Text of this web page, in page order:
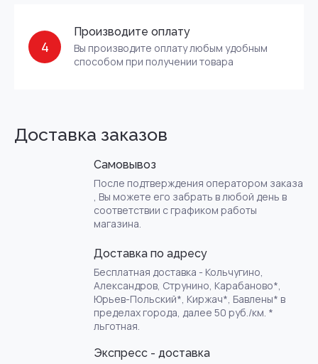
4
Производите оплату
Вы производите оплату любым удобным
способом при получении товара
Доставка заказов
Самовывоз
После подтверждения оператором заказа
, Вы можете его забрать в любой день в
соответствии с графиком работы
магазина.
Доставка по адресу
Бесплатная доставка - Кольчугино,
Александров, Струнино, Карабаново*,
Юрьев-Польский*, Киржач*, Бавлены* в
пределах города, далее 50 руб./км. *
льготная.
Экспресс - доставка